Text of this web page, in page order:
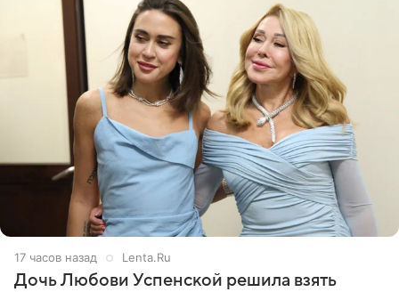
17 часов назад Lenta.Ru
Дочь Любови Успенской решила взять